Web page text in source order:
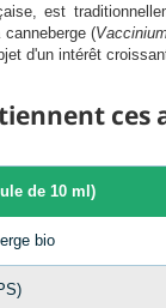
est
(
d'un intérêt
ces
de 10 ml)
bio